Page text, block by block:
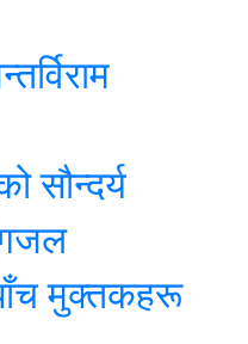
सौन्दर्य
गजल
मुक्तकहरू